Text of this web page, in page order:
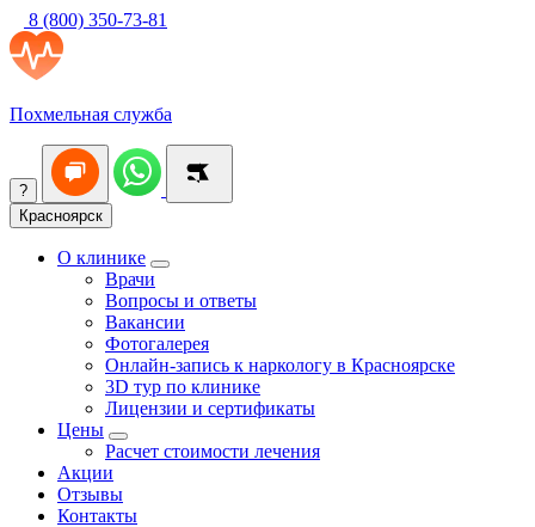
8 (800) 350-73-81
Похмельная служба
?
Красноярск
О клинике
Врачи
Вопросы и ответы
Вакансии
Фотогалерея
Онлайн-запись к наркологу в Красноярске
3D тур по клинике
Лицензии и сертификаты
Цены
Расчет стоимости лечения
Акции
Отзывы
Контакты